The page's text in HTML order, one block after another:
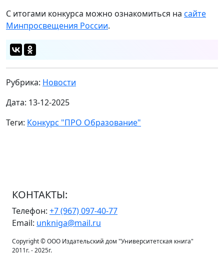
С итогами конкурса можно ознакомиться на сайте
Минпросвещения России.
Рубрика: Новости
Дата: 13-12-2025
Теги: Конкурс "ПРО Образование"
КОНТАКТЫ:
Телефон: +7 (967) 097-40-77
Email: unkniga@mail.ru
Copyright © ООО Издательский дом "Университетская книга"
2011г. - 2025г.